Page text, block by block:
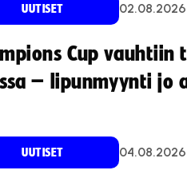
UUTISET 02.08.2026
Cup vauhtiin
– lipunmyynti jo
UUTISET 04.08.2026